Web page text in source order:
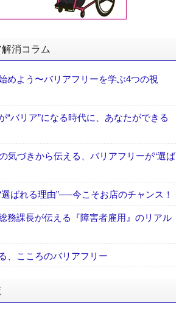
消コラム
めよう〜バリアフリーを学ぶ4つの視
“バリア”になる時代に、あなたができる
気づきから伝える、バリアフリーが“選ば
ばれる理由”──今こそお店のチャンス！
務課長が伝える『障害者雇用』のリアル
、こころのバリアフリー